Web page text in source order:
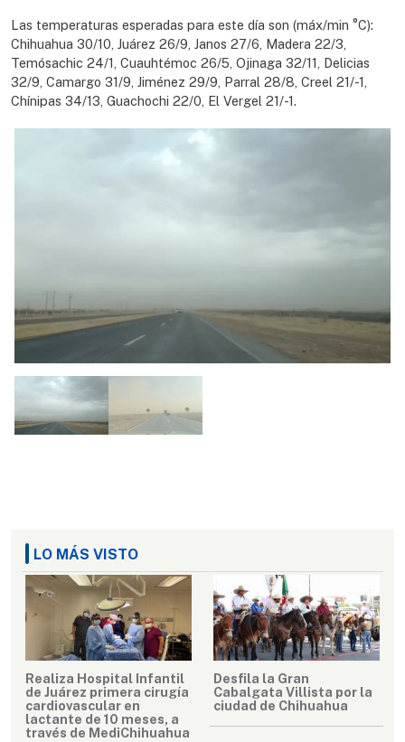
Las temperaturas esperadas para este día son (máx/min °C):
Chihuahua 30/10, Juárez 26/9, Janos 27/6, Madera 22/3,
Temósachic 24/1, Cuauhtémoc 26/5, Ojinaga 32/11, Delicias
32/9, Camargo 31/9, Jiménez 29/9, Parral 28/8, Creel 21/-1,
Chínipas 34/13, Guachochi 22/0, El Vergel 21/-1.
LO MÁS VISTO
Realiza Hospital Infantil
de Juárez primera cirugía
cardiovascular en
lactante de 10 meses, a
través de MediChihuahua
Desfila la Gran
Cabalgata Villista por la
ciudad de Chihuahua